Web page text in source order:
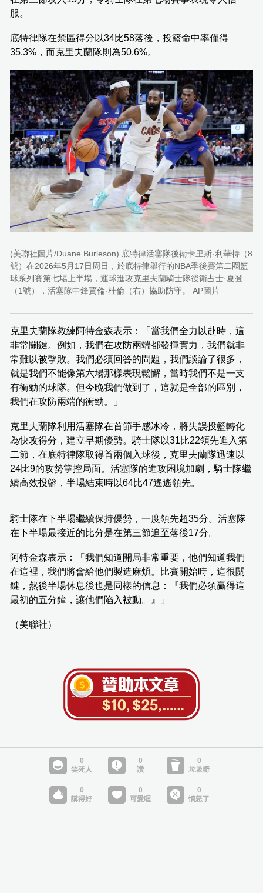
服。
底特律隊在禁區得分以34比58落後，投籃命中率僅得
35.3%，而克里夫蘭隊則為50.6%。
(美聯社圖片/Duane Burleson) 底特律活塞隊後衛卡里斯·利華特（8
號）在2026年5月17日周日，於底特律舉行的NBA季後賽第二圈籃
球系列賽第七場上半場，運球進攻克里夫蘭騎士隊後衛占士·夏登
（1號），活塞隊中鋒賈倫·杜倫（右）協助防守。 AP圖片
克里夫蘭隊教練阿特金森表示：「當我們全力以赴時，這
非常關鍵。例如，我們在攻防兩端都發揮實力，我們就非
常難以被擊敗。我們必須回答的問題，我們談論了很多，
就是我們不能像第六場那樣表現鬆懈，當時我們不是一支
有衝勁的球隊。但今晚我們做到了，這就是全部的區別，
我們在攻防兩端的衝勁。」
克里夫蘭隊利用活塞隊在首節手感冰冷，將失誤投籃轉化
為快攻得分，建立早期優勢。騎士隊以31比22領先進入第
二節，在底特律隊取得首兩個入球後，克里夫蘭隊迅速以
24比9的攻勢掌控局面。活塞隊的進攻困境加劇，騎士隊繼
續高效投籃，半場結束時以64比47遙遙領先。
騎士隊在下半場繼續保持優勢，一度領先超35分。活塞隊
在下半場最接近的比分是在第三節追至落後17分。
阿特金森表示：「我們知道開局非常重要，他們知道我們
在這裡，我們將會給他們製造麻煩。比賽開始時，這很關
鍵，然後半場休息後也是同樣的信息：『我們必須贏得這
最初的五分鐘，讓他們陷入被動。』」
（美聯社）